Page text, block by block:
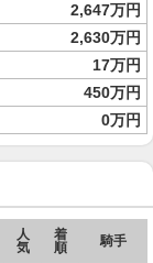
2,647万円
2,630万円
17万円
450万円
0万円
人
気
着
順
騎手